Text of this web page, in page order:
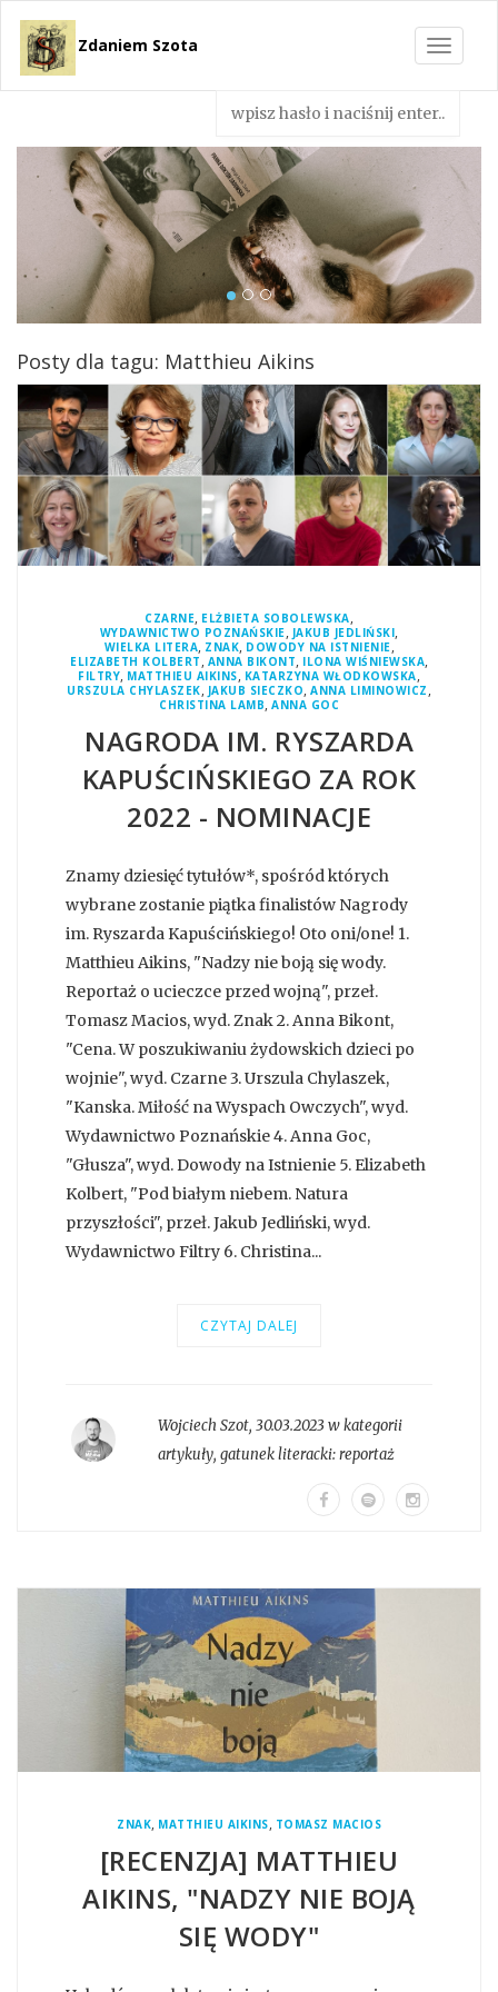
Toggle
Zdaniem Szota
Posty dla tagu: Matthieu Aikins
CZARNE, ELŻBIETA SOBOLEWSKA,
WYDAWNICTWO POZNAŃSKIE, JAKUB JEDLIŃSKI,
WIELKA LITERA, ZNAK, DOWODY NA ISTNIENIE,
ELIZABETH KOLBERT , ANNA BIKONT, ILONA WIŚNIEWSKA,
FILTRY, MATTHIEU AIKINS, KATARZYNA WŁODKOWSKA,
URSZULA CHYLASZEK, JAKUB SIECZKO,ANNA LIMINOWICZ ,
CHRISTINA LAMB, ANNA GOC
NAGRODA IM. RYSZARDA
KAPUŚCIŃSKIEGO ZA ROK
2022 - NOMINACJE
Znamy dziesięć tytułów*, spośród których
wybrane zostanie piątka finalistów Nagrody
im. Ryszarda Kapuścińskiego! Oto oni/one! 1.
Matthieu Aikins, "Nadzy nie boją się wody.
Reportaż o ucieczce przed wojną", przeł.
Tomasz Macios, wyd. Znak 2. Anna Bikont,
"Cena. W poszukiwaniu żydowskich dzieci po
wojnie", wyd. Czarne 3. Urszula Chylaszek,
"Kanska. Miłość na Wyspach Owczych", wyd.
Wydawnictwo Poznańskie 4. Anna Goc,
"Głusza", wyd. Dowody na Istnienie 5. Elizabeth
Kolbert, "Pod białym niebem. Natura
przyszłości", przeł. Jakub Jedliński, wyd.
Wydawnictwo Filtry 6. Christina...
CZYTAJ DALEJ
Wojciech Szot, 30.03.2023 w kategorii
artykuły, gatunek literacki:reportaż
ZNAK, MATTHIEU AIKINS, TOMASZ MACIOS
[RECENZJA] MATTHIEU
AIKINS, "NADZY NIE BOJĄ
SIĘ WODY"